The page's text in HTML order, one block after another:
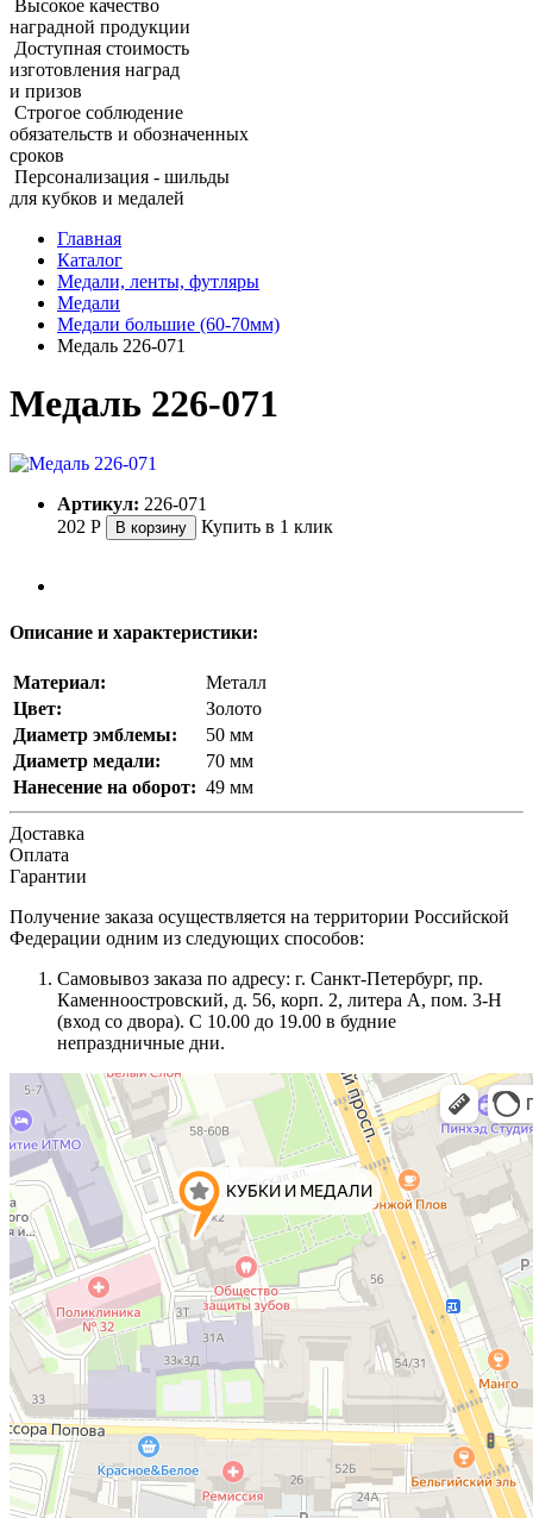
Высокое качество
наградной продукции
Доступная стоимость
изготовления наград
и призов
Строгое соблюдение
обязательств и обозначенных
сроков
Персонализация - шильды
для кубков и медалей
Главная
Каталог
Медали, ленты, футляры
Медали
Медали большие (60‑70мм)
Медаль 226‑071
Медаль 226‑071
Артикул: 226-071
202 Р В корзину Купить в 1 клик
Описание и характеристики:
Материал:
Металл
Цвет:
Золото
Диаметр эмблемы:
50 мм
Диаметр медали:
70 мм
Нанесение на оборот: 49 мм
Доставка
Оплата
Гарантии
Получение заказа осуществляется на территории Российской
Федерации одним из следующих способов:
Самовывоз заказа по адресу: г. Санкт-Петербург, пр.
Каменноостровский, д. 56, корп. 2, литера А, пом. 3-Н
(вход со двора). С 10.00 до 19.00 в будние
непраздничные дни.